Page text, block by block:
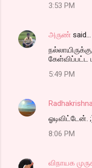
3:53 PM
அருண் said…
கேள்விப்பட்ட
5:49 PM
ஓடிவிட்டேன்.
8:06 PM
விநாயக